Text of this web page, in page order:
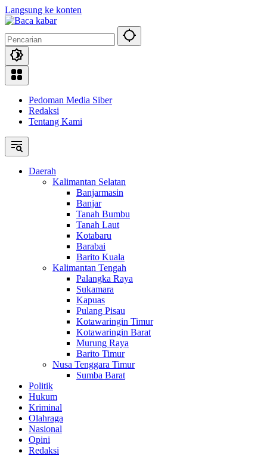
Langsung ke konten
Pedoman Media Siber
Redaksi
Tentang Kami
Daerah
Kalimantan Selatan
Banjarmasin
Banjar
Tanah Bumbu
Tanah Laut
Kotabaru
Barabai
Barito Kuala
Kalimantan Tengah
Palangka Raya
Sukamara
Kapuas
Pulang Pisau
Kotawaringin Timur
Kotawaringin Barat
Murung Raya
Barito Timur
Nusa Tenggara Timur
Sumba Barat
Politik
Hukum
Kriminal
Olahraga
Nasional
Opini
Redaksi